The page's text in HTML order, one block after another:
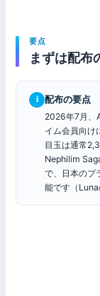
要点
まずは配布
i 配布の要点
2026年7月、
イム会員向け
目玉は通常
Nephilim
で、日本のプ
能です（Luna